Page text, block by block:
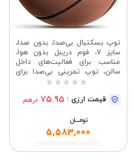
توپ بسکتبال بی‌صدا، بدون صدا،
سایز ۷، فوم دریبل بدون هوا،
مناسب برای فعالیت‌های داخل
سالن، توپ تمرینی بی‌صدا برای
دریبل و تمرین، استفاده در خانه،
قیمت ارزی : 75.95 درهم
تومــــــان
5,583,000
مشاهده